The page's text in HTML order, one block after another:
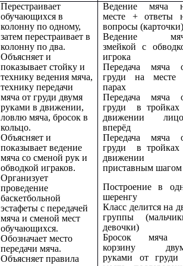
Перестраивает
обучающихся в
колонну по одному,
затем перестраивает в
колонну по два.
Объясняет и
показывает стойку и
технику ведения мяча,
технику передачи
мяча от груди двумя
руками в движении,
ловлю мяча, бросок в
кольцо.
Объясняет и
показывает ведение
мяча со сменой рук и
обводкой играков.
Организует
проведение
баскетбольной
эстафеты с передачей
мяча и сменой мест
обучающихся.
Обозначает место
передачи мяча.
Объясняет правила
Ведение мяча
месте + ответы
вопросы (карточки)
Ведение
змейкой с
игрока
Передача мяча
груди на месте
парах
Передача мяча
груди в тройках
движении
вперёд
Передача мяча
груди в тройках
приставным шагом
Построение в
шеренгу
Класс делится на
группы
девочки)
Бросок мяча
корзину
руками от груди